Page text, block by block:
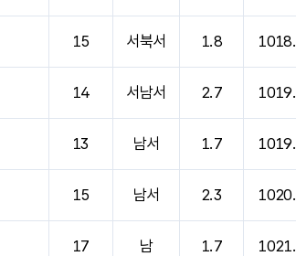
15 서북서 1.8
14 서남서 2.7
13 남서 1.7
15 남서 2.3
17 남 1.7